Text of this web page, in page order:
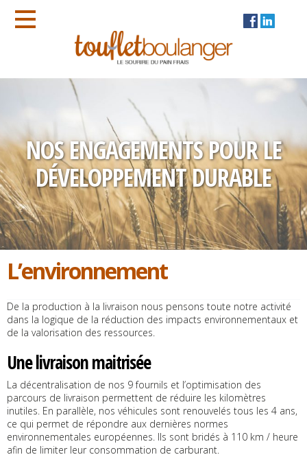
NOS ENGAGEMENTS POUR LE
DÉVELOPPEMENT DURABLE
L’environnement
De la production à la livraison nous pensons toute notre activité
dans la logique de la réduction des impacts environnementaux et
de la valorisation des ressources.
Une livraison maitrisée
La décentralisation de nos 9 fournils et l’optimisation des
parcours de livraison permettent de réduire les kilomètres
inutiles. En parallèle, nos véhicules sont renouvelés tous les 4 ans,
ce qui permet de répondre aux dernières normes
environnementales européennes. Ils sont bridés à 110 km / heure
afin de limiter leur consommation de carburant.